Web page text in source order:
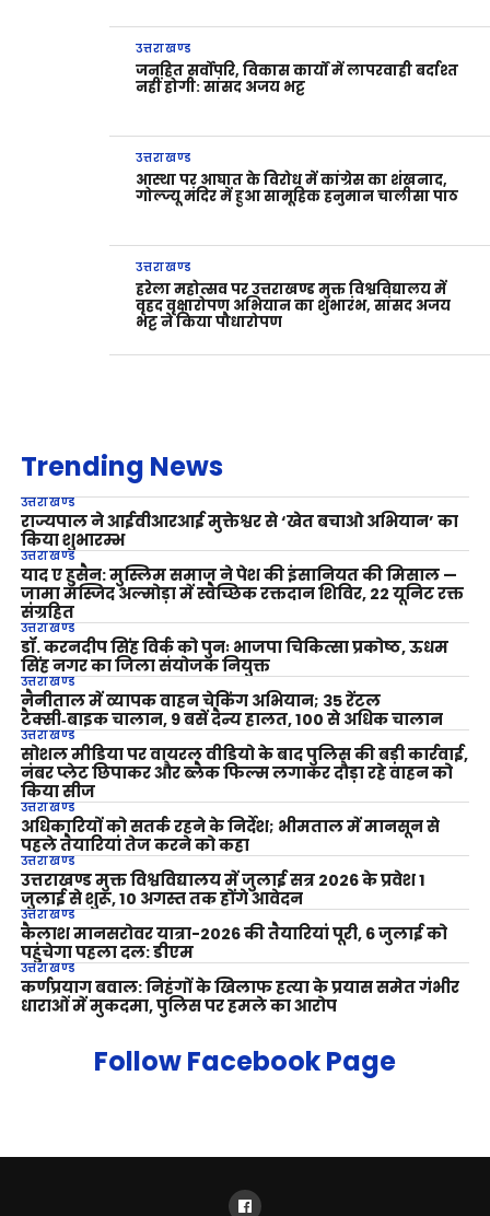
उत्तराखण्ड
जनहित सर्वोपरि, विकास कार्यों में लापरवाही बर्दाश्त
नहीं होगी: सांसद अजय भट्ट
उत्तराखण्ड
आस्था पर आघात के विरोध में कांग्रेस का शंखनाद,
गोल्ज्यू मंदिर में हुआ सामूहिक हनुमान चालीसा पाठ
उत्तराखण्ड
हरेला महोत्सव पर उत्तराखण्ड मुक्त विश्वविद्यालय में
वृहद वृक्षारोपण अभियान का शुभारंभ, सांसद अजय
भट्ट ने किया पौधारोपण
Trending News
उत्तराखण्ड
राज्यपाल ने आईवीआरआई मुक्तेश्वर से ‘खेत बचाओ अभियान’ का
किया शुभारम्भ
उत्तराखण्ड
याद ए हुसैन: मुस्लिम समाज ने पेश की इंसानियत की मिसाल —
जामा मस्जिद अल्मोड़ा में स्वैच्छिक रक्तदान शिविर, 22 यूनिट रक्त
संग्रहित
उत्तराखण्ड
डॉ. करनदीप सिंह विर्क को पुनः भाजपा चिकित्सा प्रकोष्ठ, ऊधम
सिंह नगर का जिला संयोजक नियुक्त
उत्तराखण्ड
नैनीताल में व्यापक वाहन चेकिंग अभियान; 35 रेंटल
टैक्सी‑बाइक चालान, 9 बसें दैन्य हालत, 100 से अधिक चालान
उत्तराखण्ड
सोशल मीडिया पर वायरल वीडियो के बाद पुलिस की बड़ी कार्रवाई,
नंबर प्लेट छिपाकर और ब्लैक फिल्म लगाकर दौड़ा रहे वाहन को
किया सीज
उत्तराखण्ड
अधिकारियों को सतर्क रहने के निर्देश; भीमताल में मानसून से
पहले तैयारियां तेज करने को कहा
उत्तराखण्ड
उत्तराखण्ड मुक्त विश्वविद्यालय में जुलाई सत्र 2026 के प्रवेश 1
जुलाई से शुरू, 10 अगस्त तक होंगे आवेदन
उत्तराखण्ड
कैलाश मानसरोवर यात्रा-2026 की तैयारियां पूरी, 6 जुलाई को
पहुंचेगा पहला दल: डीएम
उत्तराखण्ड
कर्णप्रयाग बवाल: निहंगों के खिलाफ हत्या के प्रयास समेत गंभीर
धाराओं में मुकदमा, पुलिस पर हमले का आरोप
Follow Facebook Page